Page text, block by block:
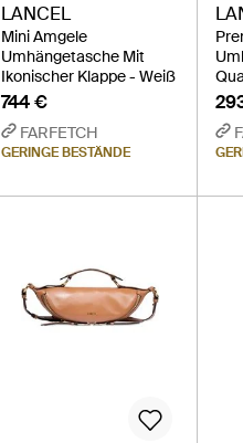
LANCEL
Mini Amgele
Umhängetasche Mit
Ikonischer Klappe - Weiß
744 €
FARFETCH
GERINGE BESTÄNDE